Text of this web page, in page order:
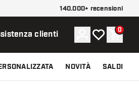
140.000+ recensioni
clienti Account
La mia lista
0
NOVITÀ SALDI